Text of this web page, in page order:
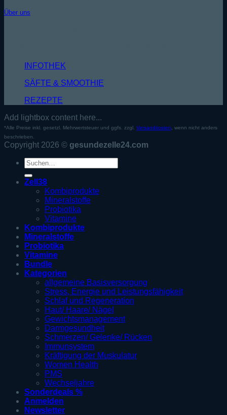
Über uns
INFOTHEK
SÄFTE & SMOOTHIE
REZEPTE
Add lightbox content here...
*Alle Preise inkl. gesetzl. Mehrwertsteuer und ggfs. zzgl. Versandkosten , wenn nicht anders
beschrieben.
Copyright 2026 © gesundezelle24.com
Suche
nach:
Zell38
Kombiprodukte
Mineralstoffe
Probiotika
Vitamine
Kombiprodukte
Mineralstoffe
Probiotika
Vitamine
Bundle
Kategorien
allgemeine Basisversorgung
Stress, Energie und Leistungsfähigkeit
Schlaf und Regeneration
Haut/ Haare/ Nägel
Gewichtsmanagement
Darmgesundheit
Schmerzen/ Gelenke/ Rücken
Immunsystem
Kräftigung der Muskulatur
Women Health
PMS
Wechseljahre
Sonderdeals %
Anmelden
Newsletter